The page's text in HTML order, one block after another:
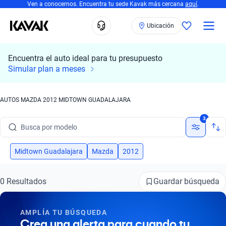
Ven a conocernos. Encuentra tu sede Kavak más cercana aquí.
Ubicación
Encuentra el auto ideal para tu presupuesto
Simular plan a meses
AUTOS MAZDA 2012 MIDTOWN GUADALAJARA
Busca por modelo
Busca por versión
Busca por marca
Busca por modelo
3
Midtown Guadalajara Mazda 2012
0 Resultados Guardar búsqueda
AMPLÍA TU BÚSQUEDA